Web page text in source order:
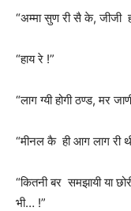
“अम्मा सुण री सै के, जीजी
“हाय रे !”
“लाग ग्यी होगी ठण्ड, मर
“मीनल कै ही आग लाग री
“कितनी बर समझायी या
भी… !”